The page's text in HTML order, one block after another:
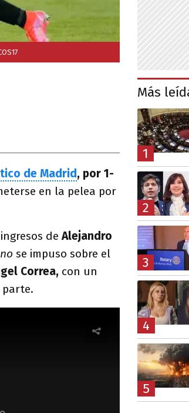
de Madrid, por 1-
en la pelea por
deAlejandro
se impuso sobre el
Correa, con un
parte.
Más
1
2
3
4
5